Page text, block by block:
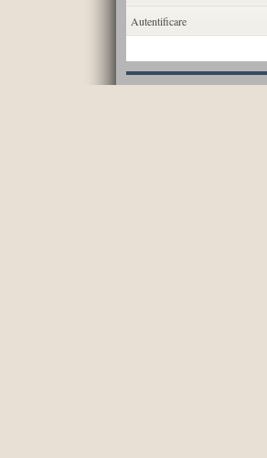
Autentificare